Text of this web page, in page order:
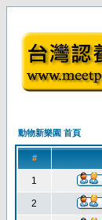
動物新樂園 首頁
#
1
2